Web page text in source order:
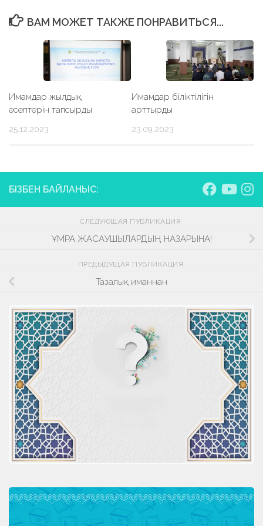
ВАМ МОЖЕТ ТАКЖЕ ПОНРАВИТЬСЯ...
Имамдар жылдық
есептерін тапсырды
25.12.2023
Имамдар біліктілігін
арттырды
23.09.2023
БІЗБЕН БАЙЛАНЫС:
СЛЕДУЮЩАЯ ПУБЛИКАЦИЯ
ҰМРА ЖАСАУШЫЛАРДЫҢ НАЗАРЫНА!
ПРЕДЫДУЩАЯ ПУБЛИКАЦИЯ
Тазалық иманнан